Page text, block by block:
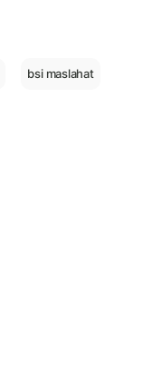
bsi maslahat